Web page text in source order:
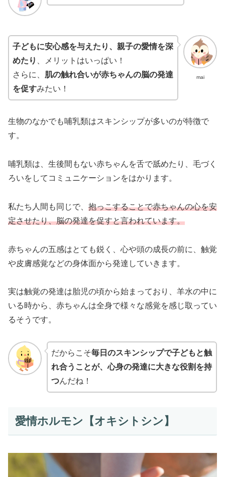
mai
子どもに安心感を与えたり、親子の愛情を深
めたり
、メリットはいっぱい！
さらに、 肌の触れ合いが赤ちゃんの脳の発達
を促すみたい！
生物のなかでも哺乳類はスキンシップが多いのが特徴で
す。
哺乳類は、生後間もない赤ちゃんを舌で舐めたり、毛づく
ろいをしてコミュニケーションをはかります。
私たち人間も同じで、 抱っこすることで赤ちゃんの心を安
定させたり、脳の発達を促すと言われています。
赤ちゃんの五感はとても鋭く、心や頭の成長の前に、触覚
や皮膚感覚などの身体面から発達していきます。
実は触覚の発達は胎児の頃から始まっており、羊水の中に
いる時から、赤ちゃんは全身で様々な感覚を感じ取ってい
るそうです。
だからこそ毎日のスキンシップで子どもと触
れ合うことが、心身の発達に大きな役割を持
つんだね！
愛情ホルモン【オキシトシン】